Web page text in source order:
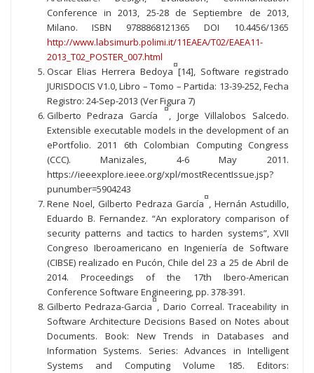
Conference in 2013, 25-28 de Septiembre de 2013,
Milano. ISBN 9788868121365 DOI 10.4456/1365
http://www.labsimurb.polimi.it/11EAEA/T02/EAEA11-
2013_T02_POSTER_007.html
Oscar Elias Herrera Bedoya
¤
[14], Software registrado
JURISDOCIS V1.0, Libro – Tomo – Partida: 13-39-252, Fecha
Registro: 24-Sep-2013 (Ver Figura 7)
Gilberto Pedraza García
¤
, Jorge Villalobos Salcedo.
Extensible executable models in the development of an
ePortfolio. 2011 6th Colombian Computing Congress
(CCC). Manizales, 4-6 May 2011.
https://ieeexplore.ieee.org/xpl/mostRecentIssue.jsp?
punumber=5904243
Rene Noel, Gilberto Pedraza García
¤
, Hernán Astudillo,
Eduardo B. Fernandez. “An exploratory comparison of
security patterns and tactics to harden systems”, XVII
Congreso Iberoamericano en Ingeniería de Software
(CIBSE) realizado en Pucón, Chile del 23 a 25 de Abril de
2014. Proceedings of the 17th Ibero-American
Conference Software Engineering, pp. 378-391.
Gilberto Pedraza-Garcia
¤
, Dario Correal. Traceability in
Software Architecture Decisions Based on Notes about
Documents. Book: New Trends in Databases and
Information Systems. Series: Advances in Intelligent
Systems and Computing Volume 185. Editors: